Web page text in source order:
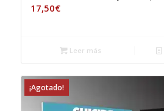
17,50€
Leer más
¡Agotado!